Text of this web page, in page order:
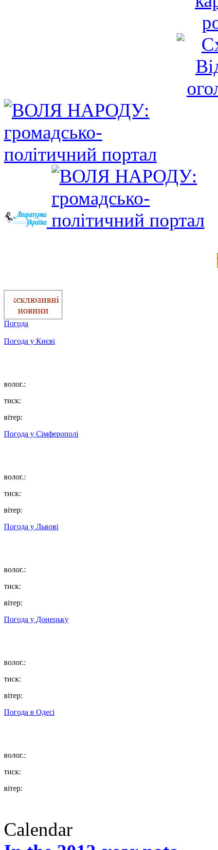
Погода
Погода у Києві
волог.:
тиск:
вітер:
Погода у Сімферополі
волог.:
тиск:
вітер:
Погода у Львові
волог.:
тиск:
вітер:
Погода у Донецьку
волог.:
тиск:
вітер:
Погода в Одесі
волог.:
тиск:
вітер:
Calendar